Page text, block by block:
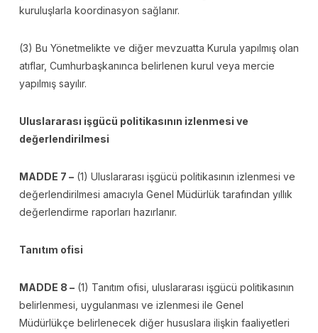
kuruluşlarla koordinasyon sağlanır.
(3) Bu Yönetmelikte ve diğer mevzuatta Kurula yapılmış olan
atıflar, Cumhurbaşkanınca belirlenen kurul veya mercie
yapılmış sayılır.
Uluslararası işgücü politikasının izlenmesi ve
değerlendirilmesi
MADDE 7 –(1) Uluslararası işgücü politikasının izlenmesi ve
değerlendirilmesi amacıyla Genel Müdürlük tarafından yıllık
değerlendirme raporları hazırlanır.
Tanıtım ofisi
MADDE 8 –(1) Tanıtım ofisi, uluslararası işgücü politikasının
belirlenmesi, uygulanması ve izlenmesi ile Genel
Müdürlükçe belirlenecek diğer hususlara ilişkin faaliyetleri